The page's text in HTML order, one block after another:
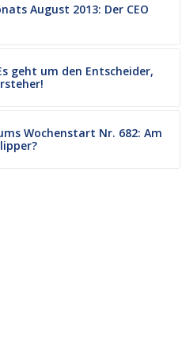
August 2013: Der CEO
geht um den Entscheider,
Wochenstart Nr. 682: Am